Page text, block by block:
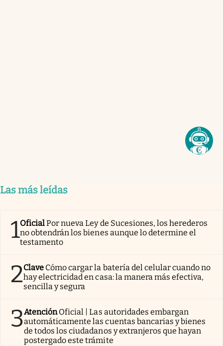
Las más leídas
1OficialPor nueva Ley de Sucesiones, los herederos
no obtendrán los bienes aunque lo determine el
testamento
2Clave Cómo cargar la batería del celular cuando no
hay electricidad en casa: la manera más efectiva,
sencilla y segura
3AtenciónOficial | Las autoridades embargan
automáticamente las cuentas bancarias y bienes
de todos los ciudadanos y extranjeros que hayan
postergado este trámite